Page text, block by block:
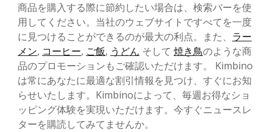
商品を購入する際に節約したい場合は、検索バーを使
用してください。当社のウェブサイトですべてを一度
に見つけることができるのが最大の利点。また、 ラー
メン, コーヒー, ご飯, うどん そして 焼き鳥のような商
品のプロモーションもご確認いただけます。 Kimbino
は常にあなたに最適な割引情報を見つけ、すぐにお知
らせいたします。Kimbinoによって、毎週お得なショ
ッピング体験を実現いただけます。今すぐニュースレ
ターを購読してみてませんか。